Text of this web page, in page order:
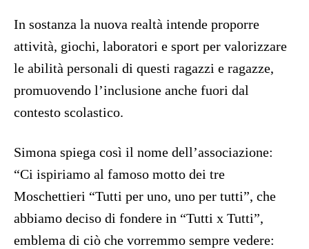
In sostanza la nuova realtà intende proporre
attività, giochi, laboratori e sport per valorizzare
le abilità personali di questi ragazzi e ragazze,
promuovendo l’inclusione anche fuori dal
contesto scolastico.
Simona spiega così il nome dell’associazione:
“Ci ispiriamo al famoso motto dei tre
Moschettieri “Tutti per uno, uno per tutti”, che
abbiamo deciso di fondere in “Tutti x Tutti”,
emblema di ciò che vorremmo sempre vedere: